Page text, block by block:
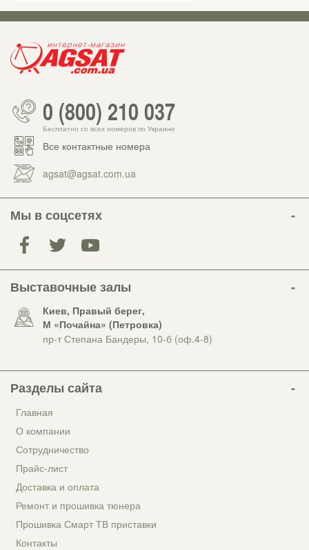
0 (800) 210 037
Бесплатно со всех номеров по Украине
Все контактные номера
agsat@agsat.com.ua
Мы в соцсетях
Выставочные залы
Киев, Правый берег,
М «Почайна» (Петровка)
пр-т Степана Бандеры, 10-б (оф.4-8)
Разделы сайта
Главная
О компании
Сотрудничество
Прайс-лист
Доставка и оплата
Ремонт и прошивка тюнера
Прошивка Смарт ТВ приставки
Контакты